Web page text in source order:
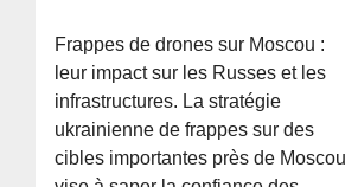
Frappes de drones sur Moscou :
leur impact sur les Russes et les
infrastructures. La stratégie
ukrainienne de frappes sur des
cibles importantes près de Moscou